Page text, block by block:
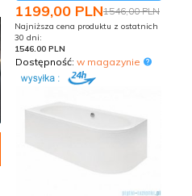
1199,00 PLN1546,00 PLN
Najniższa cena produktu z ostatnich
30 dni:
1546.00 PLN
Dostępność: w magazynie